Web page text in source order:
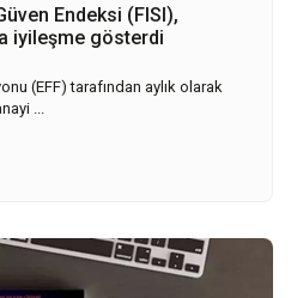
Endeksi (FISI),
iyileşme gösterdi
(EFF) tarafından aylık olarak
...